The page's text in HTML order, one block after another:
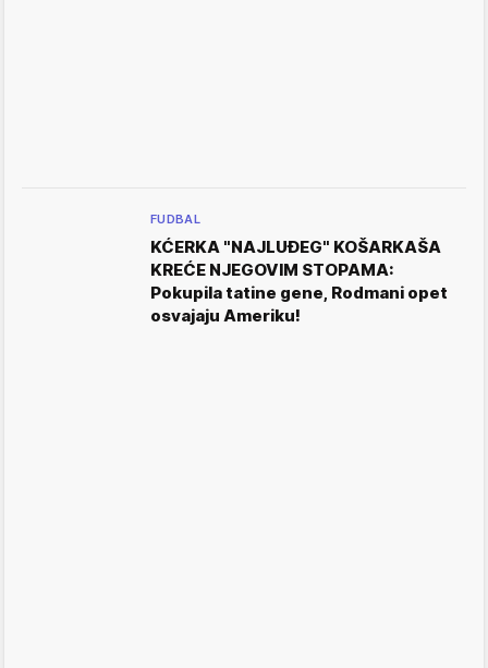
FUDBAL
KĆERKA "NAJLUĐEG" KOŠARKAŠA
KREĆE NJEGOVIM STOPAMA:
Pokupila tatine gene, Rodmani opet
osvajaju Ameriku!